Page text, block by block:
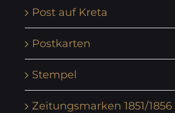
Post auf Kreta
Postkarten
Stempel
Zeitungsmarken 1851/1856